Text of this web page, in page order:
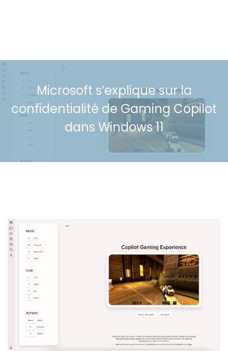
Microsoft s’explique sur la
confidentialité de Gaming Copilot
dans Windows 11